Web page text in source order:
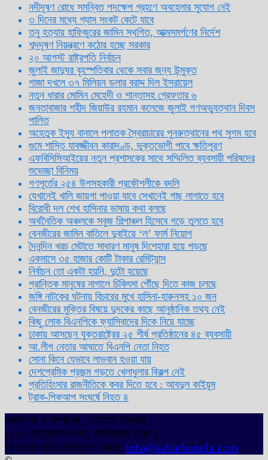
নদীদূষণ রোধে সমন্বিত পদক্ষেপ গ্রহণে অবহেলার সুযোগ নেই
৩ দিনের মধ্যে গ্যাস সংকট কেটে যাবে
তনু হত্যায় হাফিজুরের জামিন স্থগিত, আত্মসমর্পণের নির্দেশ
শব্দদূষণ নিয়ন্ত্রণে কঠোর হচ্ছে সরকার
২০ আগস্ট রাষ্ট্রপতি নির্বাচন
জুলাই জাদুঘর বৃহস্পতিবার থেকে সবার জন্য উন্মুক্ত
গাজা দখলে ৩৭ মিলিয়ন ডলার বরাদ্দ দিল ইসরায়েল
নতুন ধারার মোমিন মেহেদী ও শান্তাসহ গ্রেফতার ৬
জনতাবাজার শহীদ জিয়াউর রহমান কলেজে জুলাই গণঅভ্যুত্থান দিবস
পালিত
অহেতুক ইস্যু বানালে পলাতক স্বৈরাচারের পুনরুত্থানের পথ সুগম হবে
গুমে শাস্তি যাবজ্জীবন কারাদণ্ড, ভুক্তভোগী পাবে ক্ষতিপূরণ
এফবিসিসিআইয়ের নতুন প্রশাসকের সাথে সম্মিলিত ব্যবসায়ী পরিষদের
শুভেচ্ছা বিনিময়
গণপূর্তের ২৫৪ উপসহকারী প্রকৌশলীকে বদলি
যেখানেই খালি জায়গা পাওয়া যাবে সেখানেই গাছ লাগাতে হবে
বিরোধী দল শেখ হাসিনার ভাষায় কথা বলছে
অর্থনৈতিক অঞ্চলকে সবুজ শিল্পাঞ্চল হিসেবে গড়ে তুলতে হবে
বেনজীরের জামিন বাতিলে দুবাইয়ে ‌‘ল’ ফার্ম নিয়োগ
দৈনন্দিন খরচ মেটাতে সাধারণ মানুষ দিশেহারা হয়ে পড়ছে
একমাসে ৩৫ হাজার কোটি টাকার রেমিট্যান্স
নির্বাচন তো একটা হয়নি, দুটো হয়েছে
প্রান্তিক মানুষের নাগালে চিকিৎসা পৌঁছে দিতে কাজ চলছে
জঙ্গি নাটকের ঘটনায় বিচারের মুখে হাসিনা-হারুনসহ ১০ জন
বেনজীরের মুক্তির বিষয়ে দুদকের কাছে আনুষ্ঠানিক তথ্য নেই
কিছু লোক বিএনপিকে ফ্যাসিবাদের দিকে নিয়ে যাচ্ছে
ঢাকায় আসছেন যুক্তরাষ্ট্রের ২৫ শীর্ষ প্রতিষ্ঠানের ৪৫ ব্যবসায়ী
আ.লীগ নেতার আঘাতে বিএনপি নেতা নিহত
সোনা কিনে যেভাবে লাভবান হওয়া যায়
দেশপ্রেমিক প্রজন্ম গড়তে খেলাধুলার বিকল্প নেই
প্রতিহিংসার রাজনীতিকে কবর দিতে হবে : আবদুল কাইয়ূম
ট্রাক-পিকআপ সংঘর্ষে নিহত ৪
প্রকাশক ও সম্পাদক : সোহানা ইসলাম
৩/১৩ প্রতাপদাশ লেন, লক্ষিবাজার ঢাকা।
আমাদের সাথে যোগাযোগ করুন: info@sabarbangla.com